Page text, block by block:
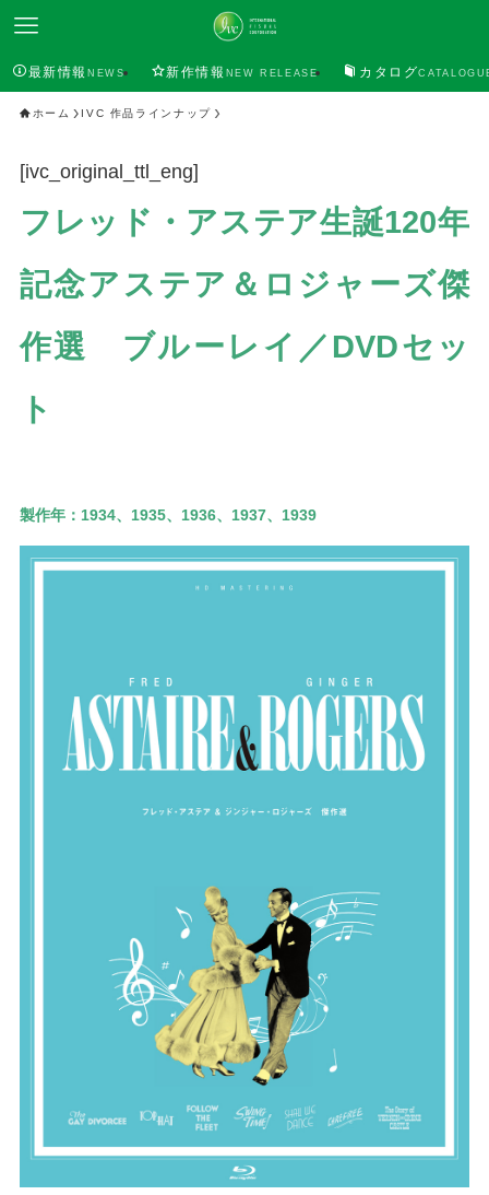
最新情報NEWS 新作情報 NEW RELEASE カタログ
ホーム IVC 作品ラインナップ
[ivc_original_ttl_eng]
フレッド・アステア生誕120年
記念アステア＆ロジャーズ傑
作選 ブルーレイ／DVDセッ
ト
製作年： 1934、1935、1936、1937、1939